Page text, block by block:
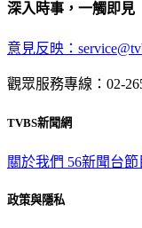
深入時事，一觸即見
意見反映：
觀眾服務專線：02-
TVBS新聞網
關於我們 56新聞台節
政策與隱私